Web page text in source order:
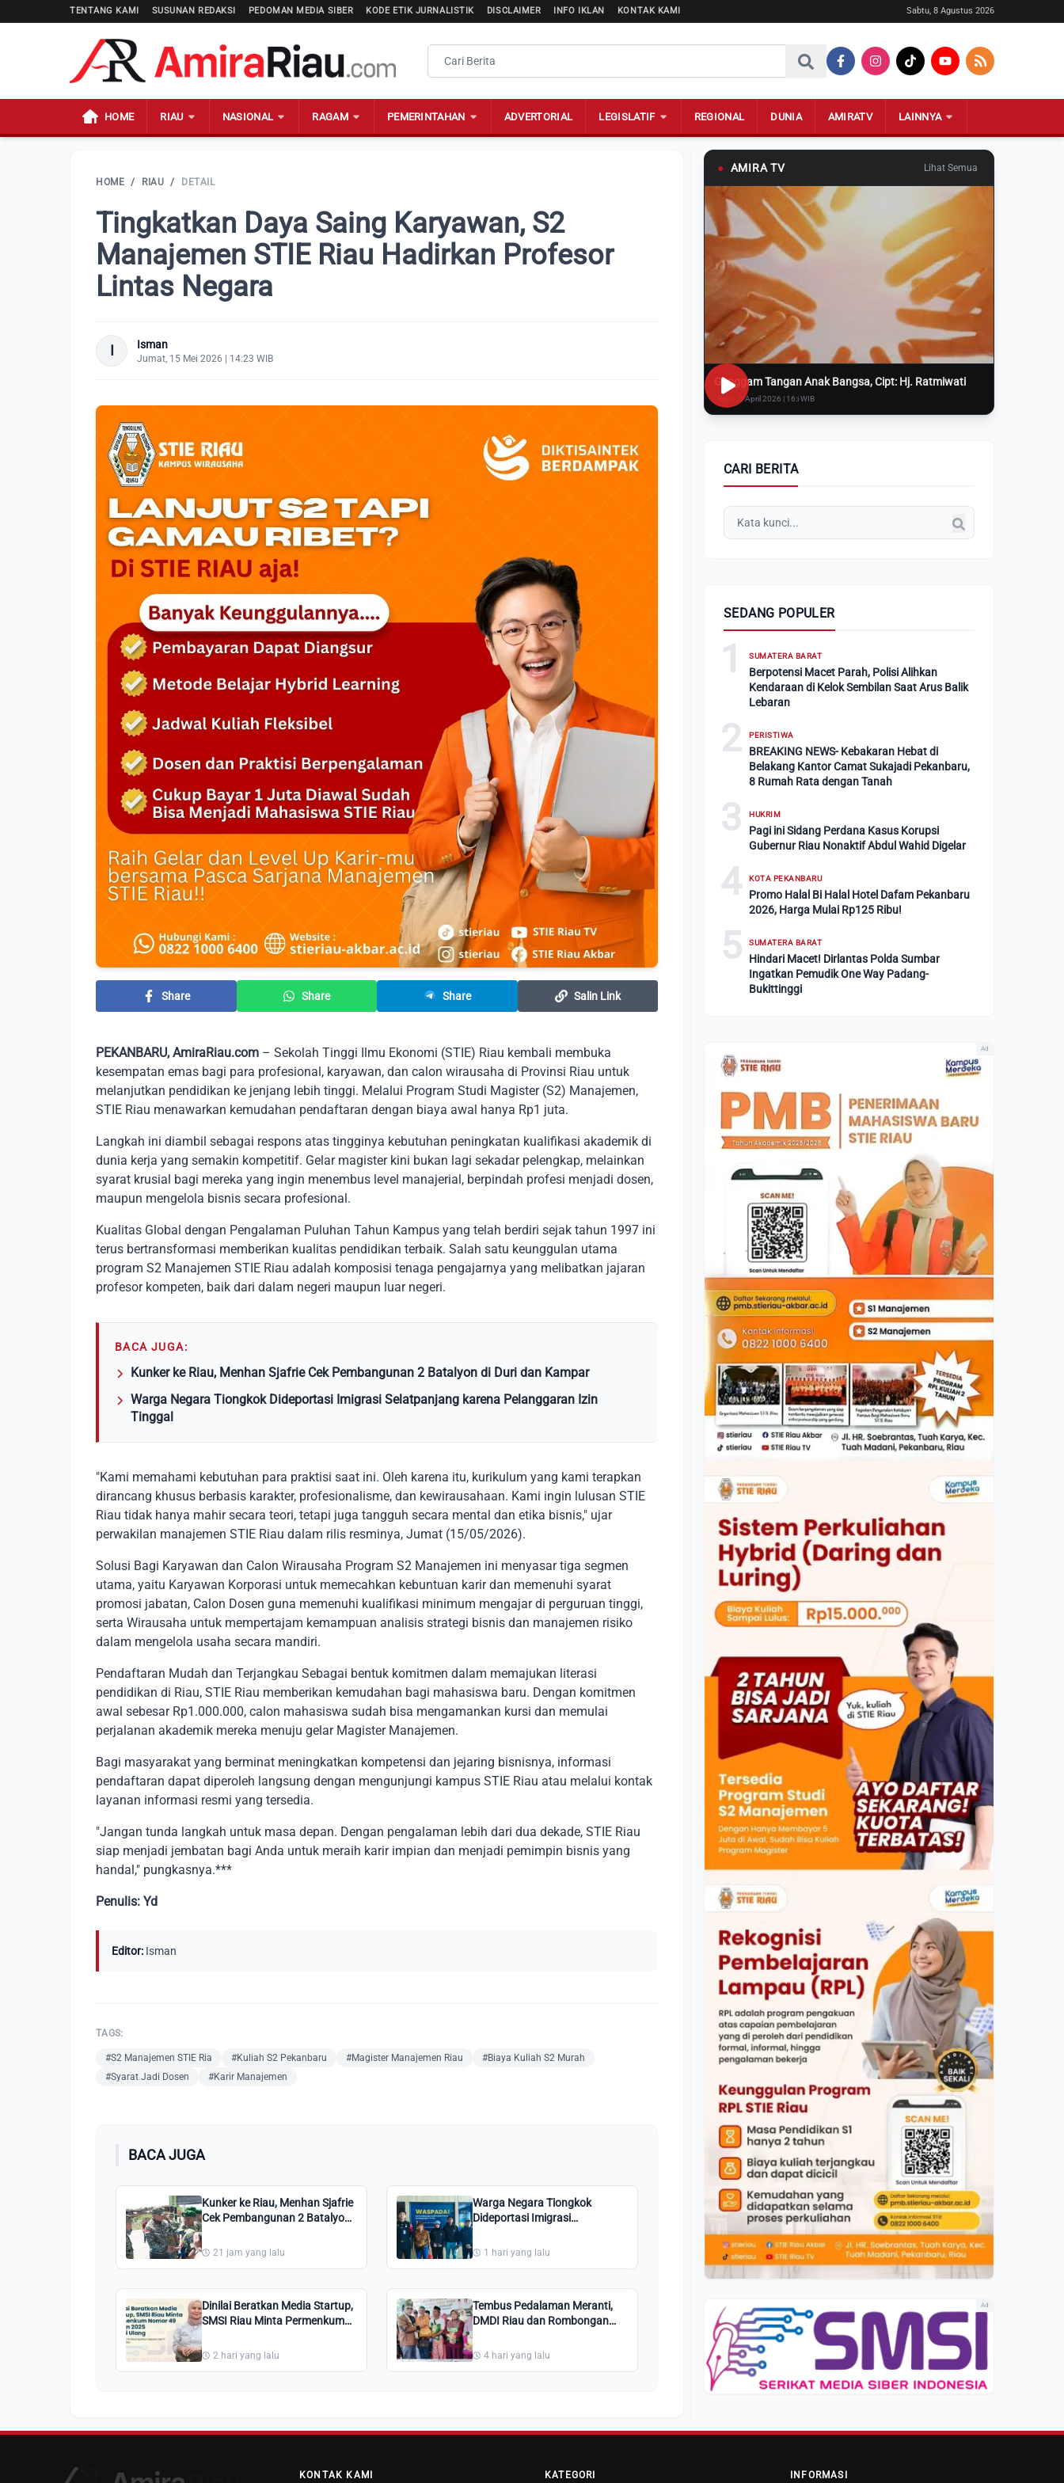
TENTANG KAMI SUSUNAN REDAKSI PEDOMAN MEDIA SIBER KODE ETIK JURNALISTIK DISCLAIMER INFO IKLAN KONTAK KAMI Sabtu, 8 Agustus 2026
HOME RIAU NASIONAL RAGAM PEMERINTAHAN ADVERTORIAL LEGISLATIF REGIONAL DUNIA AMIRATV LAINNYA
HOME / RIAU / DETAIL
Tingkatkan Daya Saing Karyawan, S2
Manajemen STIE Riau Hadirkan Profesor
Lintas Negara
I Isman
Jumat, 15 Mei 2026 | 14:23 WIB
Share Share Share Salin Link
PEKANBARU, AmiraRiau.com – Sekolah Tinggi Ilmu Ekonomi (STIE) Riau kembali membuka
kesempatan emas bagi para profesional, karyawan, dan calon wirausaha di Provinsi Riau untuk
melanjutkan pendidikan ke jenjang lebih tinggi. Melalui Program Studi Magister (S2) Manajemen,
STIE Riau menawarkan kemudahan pendaftaran dengan biaya awal hanya Rp1 juta.
Langkah ini diambil sebagai respons atas tingginya kebutuhan peningkatan kualifikasi akademik di
dunia kerja yang semakin kompetitif. Gelar magister kini bukan lagi sekadar pelengkap, melainkan
syarat krusial bagi mereka yang ingin menembus level manajerial, berpindah profesi menjadi dosen,
maupun mengelola bisnis secara profesional.
Kualitas Global dengan Pengalaman Puluhan Tahun Kampus yang telah berdiri sejak tahun 1997 ini
terus bertransformasi memberikan kualitas pendidikan terbaik. Salah satu keunggulan utama
program S2 Manajemen STIE Riau adalah komposisi tenaga pengajarnya yang melibatkan jajaran
profesor kompeten, baik dari dalam negeri maupun luar negeri.
BACA JUGA:
Kunker ke Riau, Menhan Sjafrie Cek Pembangunan 2 Batalyon di Duri dan Kampar
Warga Negara Tiongkok Dideportasi Imigrasi Selatpanjang karena Pelanggaran Izin
Tinggal
"Kami memahami kebutuhan para praktisi saat ini. Oleh karena itu, kurikulum yang kami terapkan
dirancang khusus berbasis karakter, profesionalisme, dan kewirausahaan. Kami ingin lulusan STIE
Riau tidak hanya mahir secara teori, tetapi juga tangguh secara mental dan etika bisnis," ujar
perwakilan manajemen STIE Riau dalam rilis resminya, Jumat (15/05/2026).
Solusi Bagi Karyawan dan Calon Wirausaha Program S2 Manajemen ini menyasar tiga segmen
utama, yaitu Karyawan Korporasi untuk memecahkan kebuntuan karir dan memenuhi syarat
promosi jabatan, Calon Dosen guna memenuhi kualifikasi minimum mengajar di perguruan tinggi,
serta Wirausaha untuk mempertajam kemampuan analisis strategi bisnis dan manajemen risiko
dalam mengelola usaha secara mandiri.
Pendaftaran Mudah dan Terjangkau Sebagai bentuk komitmen dalam memajukan literasi
pendidikan di Riau, STIE Riau memberikan kemudahan bagi mahasiswa baru. Dengan komitmen
awal sebesar Rp1.000.000, calon mahasiswa sudah bisa mengamankan kursi dan memulai
perjalanan akademik mereka menuju gelar Magister Manajemen.
Bagi masyarakat yang berminat meningkatkan kompetensi dan jejaring bisnisnya, informasi
pendaftaran dapat diperoleh langsung dengan mengunjungi kampus STIE Riau atau melalui kontak
layanan informasi resmi yang tersedia.
"Jangan tunda langkah untuk masa depan. Dengan pengalaman lebih dari dua dekade, STIE Riau
siap menjadi jembatan bagi Anda untuk meraih karir impian dan menjadi pemimpin bisnis yang
handal," pungkasnya.***
Penulis: Yd
Editor: Isman
TAGS:
#S2 Manajemen STIE Ria #Kuliah S2 Pekanbaru #Magister Manajemen Riau
#Biaya Kuliah S2 Murah
#Syarat Jadi Dosen
#Karir Manajemen
BACA JUGA
Kunker ke Riau, Menhan Sjafrie
Cek Pembangunan 2 Batalyon
21 jam yang lalu
Warga Negara Tiongkok
Dideportasi Imigrasi
Pelanggaran Izin Tinggal
1 hari yang lalu
Dinilai Beratkan Media Startup,
SMSI Riau Minta Permenkum
Ulang
2 hari yang lalu
Tembus Pedalaman Meranti,
DMDI Riau dan Rombongan
Akit4 hari yang lalu
● AMIRA TV Lihat Semua
Genggam Tangan Anak Bangsa, Cipt: Hj. Ratmiwati
Rabu, 8 April 2026 | 16:i WIB
CARI BERITA
SEDANG POPULER
1 SUMATERA BARAT
Berpotensi Macet Parah, Polisi Alihkan
Kendaraan di Kelok Sembilan Saat Arus Balik
Lebaran
2 PERISTIWA
BREAKING NEWS- Kebakaran Hebat di
Belakang Kantor Camat Sukajadi Pekanbaru,
8 Rumah Rata dengan Tanah
3 HUKRIM
Pagi ini Sidang Perdana Kasus Korupsi
Gubernur Riau Nonaktif Abdul Wahid Digelar
4 KOTA PEKANBARU
Promo Halal Bi Halal Hotel Dafam Pekanbaru
2026, Harga Mulai Rp125 Ribu!
5 SUMATERA BARAT
Hindari Macet! Dirlantas Polda Sumbar
Ingatkan Pemudik One Way Padang-
Bukittinggi
Ad
Ad
KONTAK KAMI KATEGORI INFORMASI